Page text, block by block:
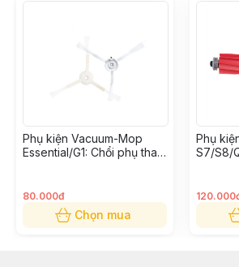
Phụ kiện Vacuum-Mop
Essential/G1: Chổi phụ thay
80.000đ
Chọn mua
Phụ
S7/S8/